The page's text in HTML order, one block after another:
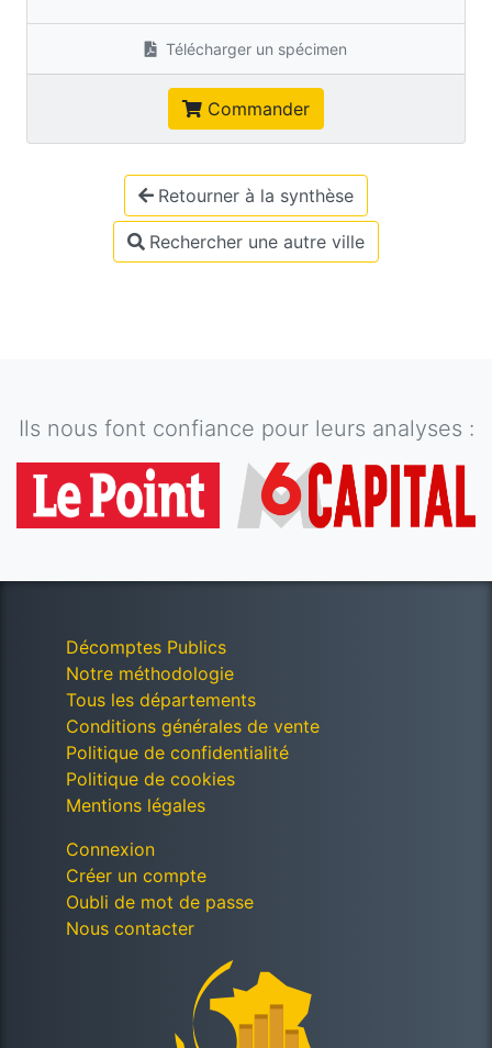
Télécharger un spécimen
Commander
Retourner à la synthèse
Rechercher une autre ville
Ils nous font confiance pour leurs analyses :
Décomptes Publics
Notre méthodologie
Tous les départements
Conditions générales de vente
Politique de confidentialité
Politique de cookies
Mentions légales
Connexion
Créer un compte
Oubli de mot de passe
Nous contacter